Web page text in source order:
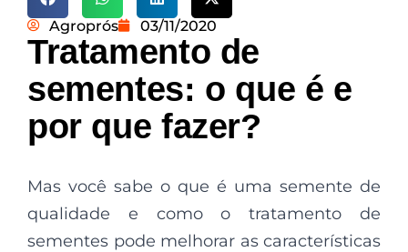
Agroprós 03/11/2020
Tratamento de
sementes: o que é e
por que fazer?
Mas você sabe o que é uma semente de
qualidade e como o tratamento de
sementes pode melhorar as características